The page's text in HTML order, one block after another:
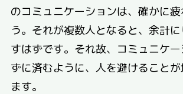
のコミュニケーションは、確かに疲
う。それが複数人となると、余計
すはずです。それ故、コミュニケ
ずに済むように、人を避けること
ます。